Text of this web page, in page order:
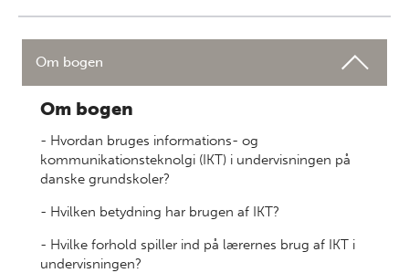
Om bogen
Om bogen
- Hvordan bruges informations- og
kommunikationsteknolgi (IKT) i undervisningen på
danske grundskoler?
- Hvilken betydning har brugen af IKT?
- Hvilke forhold spiller ind på lærernes brug af IKT i
undervisningen?